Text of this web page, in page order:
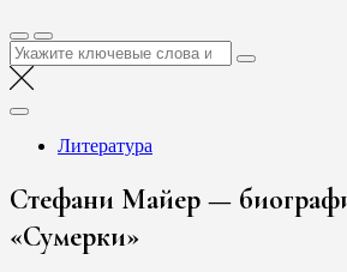
Найти:
Литература
Стефани Майер —
«Сумерки»